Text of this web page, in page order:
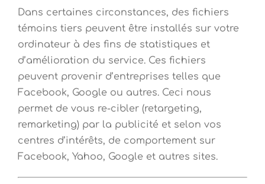
Dans certaines circonstances, des fichiers
témoins tiers peuvent être installés sur votre
ordinateur à des fins de statistiques et
d’amélioration du service. Ces fichiers
peuvent provenir d’entreprises telles que
Facebook, Google ou autres. Ceci nous
permet de vous re-cibler (retargeting,
remarketing) par la publicité et selon vos
centres d’intérêts, de comportement sur
Facebook, Yahoo, Google et autres sites.